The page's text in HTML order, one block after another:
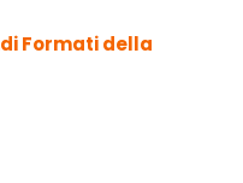
Formati della